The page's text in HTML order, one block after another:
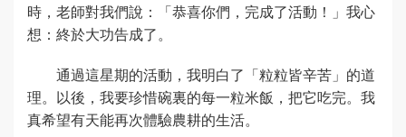
時，老師對我們說：「恭喜你們，完成了活動！」我心
想：終於大功告成了。
通過這星期的活動，我明白了「粒粒皆辛苦」的道
理。以後，我要珍惜碗裏的每一粒米飯，把它吃完。我
真希望有天能再次體驗農耕的生活。